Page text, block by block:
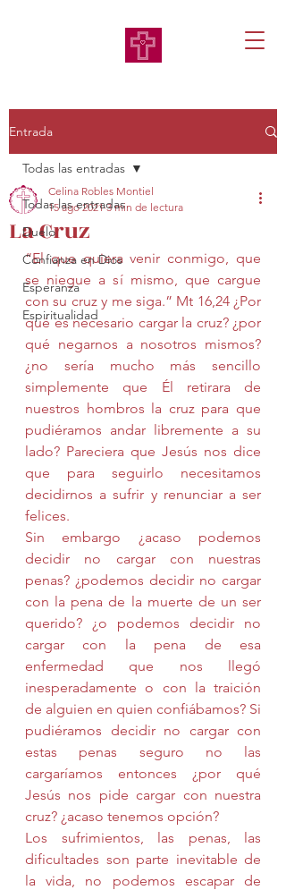
Entrada
Todas las entradas
Duelo
Confianza en Dios
Esperanza
Espiritualidad
Todas las entradas
La Cruz
Celina Robles Montiel
15 ago 2021 3 min de lectura
“El que quiera venir conmigo, que
se niegue a sí mismo, que cargue
con su cruz y me siga.” Mt 16,24 ¿Por
qué es necesario cargar la cruz? ¿por
qué negarnos a nosotros mismos?
¿no sería mucho más sencillo
simplemente que Él retirara de
nuestros hombros la cruz para que
pudiéramos andar libremente a su
lado? Pareciera que Jesús nos dice
que para seguirlo necesitamos
decidirnos a sufrir y renunciar a ser
felices.
Sin embargo ¿acaso podemos
decidir no cargar con nuestras
penas? ¿podemos decidir no cargar
con la pena de la muerte de un ser
querido? ¿o podemos decidir no
cargar con la pena de esa
enfermedad que nos llegó
inesperadamente o con la traición
de alguien en quien confiábamos? Si
pudiéramos decidir no cargar con
estas penas seguro no las
cargaríamos entonces ¿por qué
Jesús nos pide cargar con nuestra
cruz? ¿acaso tenemos opción?
Los sufrimientos, las penas, las
dificultades son parte inevitable de
la vida, no podemos escapar de